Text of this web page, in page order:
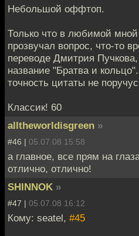
Небольшой оффтоп.
Только что в любимой
прозвучал вопрос, что-то
переводе Дмитрия
название "Братва и
точность цитаты не
Классик! 60
alltheworldisgreen »
#46 | 05.07.08 15:58
а главное, все прям на
отлично, отлично!
SHINNOK »
#47 | 05.07.08 16:12
Кому: seatel, #45